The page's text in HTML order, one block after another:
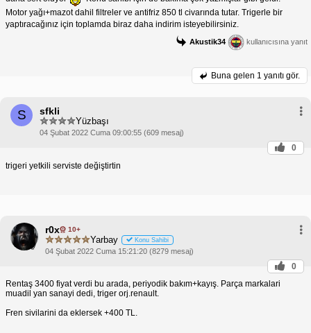
Motor yağı+mazot dahil filtreler ve antifriz 850 tl civarında tutar. Trigerle bir
yaptıracağınız için toplamda biraz daha indirim isteyebilirsiniz.
Akustik34 kullanıcısına yanıt
Buna gelen 1 yanıtı gör.
S sfkli
Yüzbaşı
04 Şubat 2022 Cuma 09:00:55 (609 mesaj)
0
trigeri yetkili serviste değiştirtin
r0x 10+
Yarbay Konu Sahibi
04 Şubat 2022 Cuma 15:21:20 (8279 mesaj)
0
Rentaş 3400 fiyat verdi bu arada, periyodik bakım+kayış. Parça markalari
muadil yan sanayi dedi, triger orj.renault.
Fren sivilarini da eklersek +400 TL.